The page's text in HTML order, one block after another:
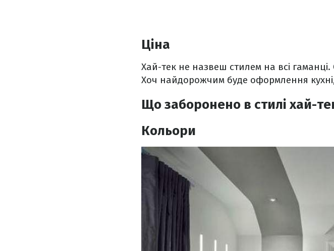
Ціна
Хай-тек не назвеш стилем на всі гаманці.
Хоч найдорожчим буде оформлення
Що заборонено в стилі хай-
Кольори